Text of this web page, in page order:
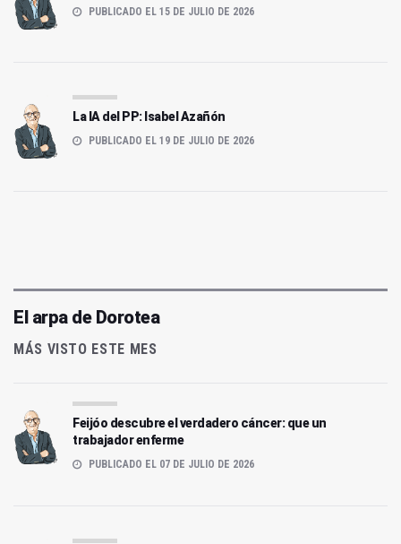
PUBLICADO EL 15 DE JULIO DE 2026
La IA del PP: Isabel Azañón
PUBLICADO EL 19 DE JULIO DE 2026
El arpa de Dorotea
MÁS VISTO ESTE MES
Feijóo descubre el verdadero cáncer: que un
trabajador enferme
PUBLICADO EL 07 DE JULIO DE 2026